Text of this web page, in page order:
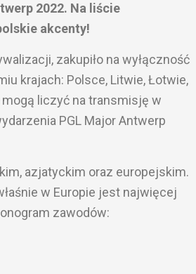
2022. Na liście
akcenty!
zakupiło na wyłączność
krajach: Polsce, Litwie, Łotwie,
mogą liczyć na transmisję w
PGL Major Antwerp
azjatyckim oraz europejskim.
w Europie jest najwięcej
zawodów: